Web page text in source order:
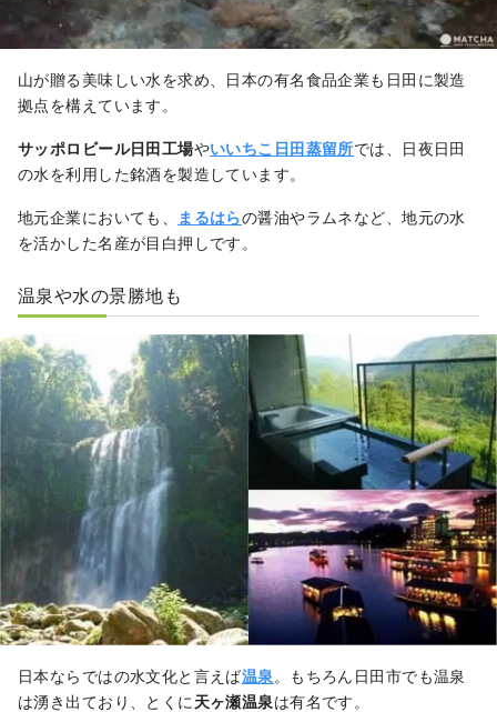
山が贈る美味しい水を求め、日本の有名食品企業も日田に製造
拠点を構えています。
サッポロビール日田工場やいいちこ日田蒸留所では、日夜日田
の水を利用した銘酒を製造しています。
地元企業においても、 まるはらの醤油やラムネなど、地元の水
を活かした名産が目白押しです。
温泉や水の景勝地も
日本ならではの水文化と言えば温泉 。もちろん日田市でも温泉
は湧き出ており、とくに 天ヶ瀬温泉は有名です。